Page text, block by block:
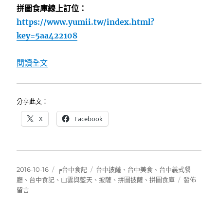
拼圖食庫線上訂位：
https://www.yumii.tw/index.html?
key=5aa422108
閱讀全文〈[台中]拼圖食庫六週年慶祝餐會（10/15、10/
分享此文：
X Facebook
發
佈
日
2016-10-16
分
類
╒台中食記
標
籤
台中披薩 、 台中美食 、 台中義式餐
廳 、 台中食記 、 山雲與藍天 、披薩 、拼圖披薩 、拼圖食庫
在
發佈
留言